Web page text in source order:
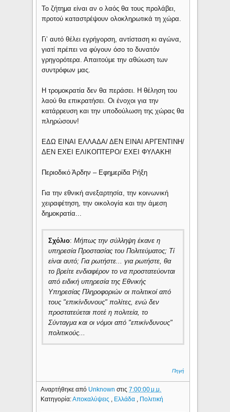
Το ζήτημα είναι αν ο λαός θα τους προλάβει,
προτού καταστρέψουν ολοκληρωτικά τη χώρα.
Γι’ αυτό θέλει εγρήγορση, αντίσταση κι αγώνα,
γιατί πρέπει να φύγουν όσο το δυνατόν
γρηγορότερα. Απαιτούμε την αθώωση των
συντρόφων μας.
Η τρομοκρατία δεν θα περάσει. Η θέληση του
λαού θα επικρατήσει. Οι ένοχοι για την
κατάρρευση και την υποδούλωση της χώρας θα
πληρώσουν!
ΕΔΩ ΕΙΝΑΙ ΕΛΛΑΔΑ/ ΔΕΝ ΕΙΝΑΙ ΑΡΓΕΝΤΙΝΗ/
ΔΕΝ ΕΧΕΙ ΕΛΙΚΟΠΤΕΡΟ/ ΕΧΕΙ ΦΥΛΑΚΗ!
Περιοδικό Άρδην – Εφημερίδα Ρήξη
Για την εθνική ανεξαρτησία, την κοινωνική
χειραφέτηση, την οικολογία και την άμεση
δημοκρατία...
Σχόλιο:Μήπως την σύλληψη έκανε η
υπηρεσία Προστασίας του Πολιτεύματος; Τί
είναι αυτό; Για ρωτήστε... για ρωτήστε, θα
το βρείτε ενδιαφέρον το να προστατεύονται
από ειδική υπηρεσία της Εθνικής
Υπηρεσίας Πληροφοριών οι πολιτικοί από
τους "επικίνδυνους" πολίτες, ενώ δεν
προστατεύεται ποτέ η πολιτεία, το
Σύνταγμα και οι νόμοι από "επικίνδυνους"
πολιτικούς...
Πηγή
Αναρτήθηκε από Unknownστις7:00:00 μ.μ.
Κατηγορία:Αποκαλύψεις , Ελλάδα , Πολιτική